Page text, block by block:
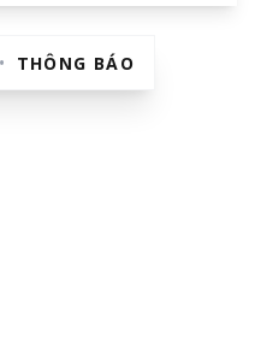
• THÔNG BÁO